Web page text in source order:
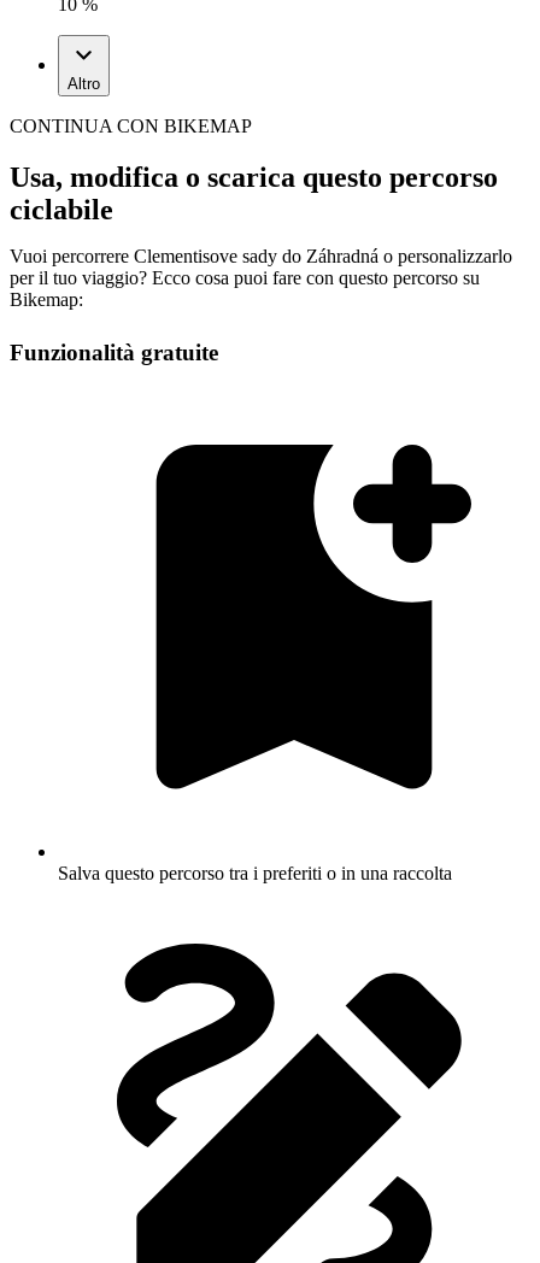
Altro
CONTINUA CON BIKEMAP
Usa, modifica o scarica questo percorso
ciclabile
Vuoi percorrere Clementisove sady do Záhradná o personalizzarlo
per il tuo viaggio? Ecco cosa puoi fare con questo percorso su
Bikemap:
Funzionalità gratuite
Salva questo percorso tra i preferiti o in una raccolta